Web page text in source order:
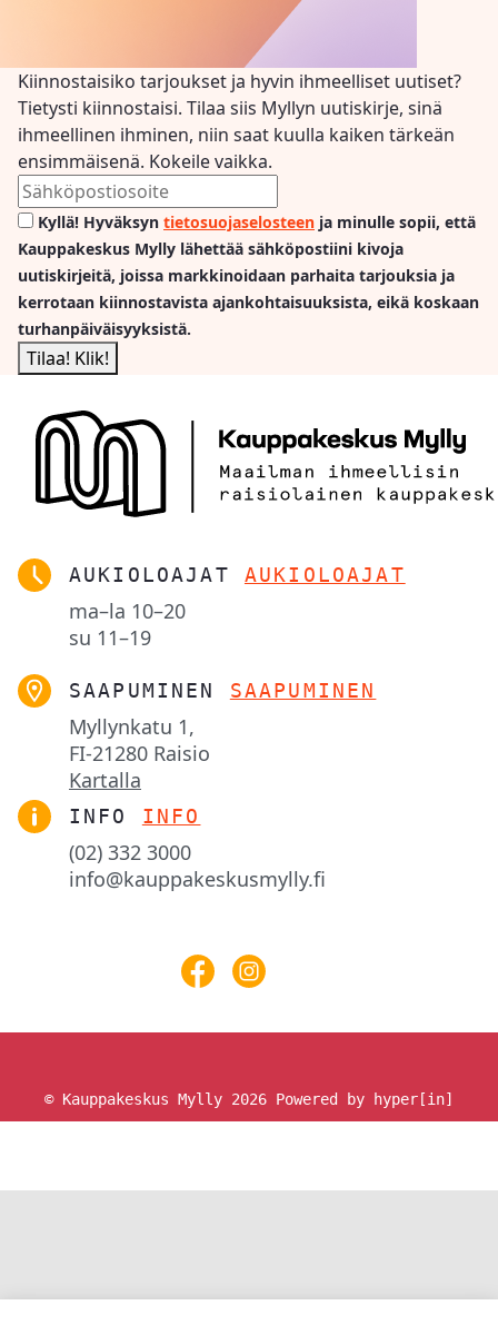
Kiinnostaisiko tarjoukset ja hyvin ihmeelliset uutiset?
Tietysti kiinnostaisi. Tilaa siis Myllyn uutiskirje, sinä
ihmeellinen ihminen, niin saat kuulla kaiken tärkeän
ensimmäisenä. Kokeile vaikka.
Kyllä! Hyväksyn tietosuojaselosteen ja minulle sopii, että
Kauppakeskus Mylly lähettää sähköpostiini kivoja
uutiskirjeitä, joissa markkinoidaan parhaita tarjouksia ja
kerrotaan kiinnostavista ajankohtaisuuksista, eikä koskaan
turhanpäiväisyyksistä.
AUKIOLOAJAT AUKIOLOAJAT
ma–la 10–20
su 11–19
SAAPUMINEN SAAPUMINEN
Myllynkatu 1,
FI-21280 Raisio
Kartalla
INFO INFO
(02) 332 3000
info@kauppakeskusmylly.fi
© Kauppakeskus Mylly 2026 Powered by hyper[in]